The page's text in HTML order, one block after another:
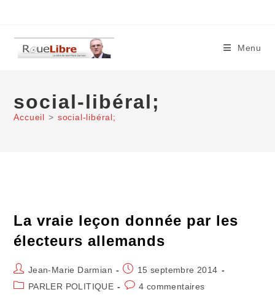
content
Menu
social-libéral;
Accueil > social-libéral;
La vraie leçon donnée par les
électeurs allemands
Auteur/autrice
de
Jean-Marie Darmian
Publication
publiée :
15 septembre 2014
PostPARLER POLITIQUE
Commentaires
4 commentaires